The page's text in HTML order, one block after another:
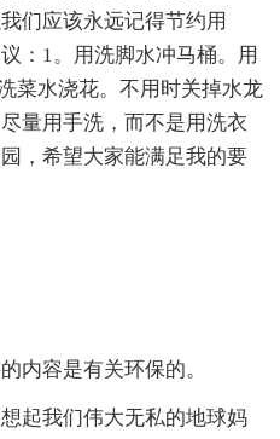
们应该永远记得节约用
：1。用洗脚水冲马桶。用
菜水浇花。不用时关掉水龙
量用手洗，而不是用洗衣
，希望大家能满足我的要
内容是有关环保的。
起我们伟大无私的地球妈